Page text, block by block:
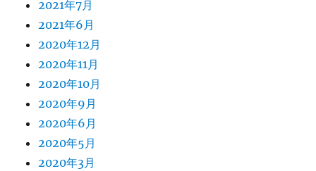
2021年7月
2021年6月
2020年12月
2020年11月
2020年10月
2020年9月
2020年6月
2020年5月
2020年3月